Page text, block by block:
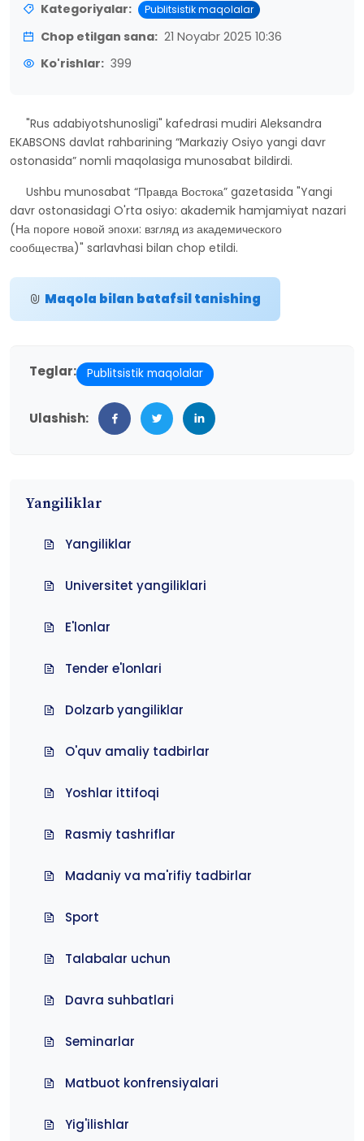
Kategoriyalar: Publitsistik maqolalar
Chop etilgan sana: 21 Noyabr 2025 10:36
Ko'rishlar: 399
"Rus adabiyotshunosligi" kafedrasi mudiri Aleksandra
EKABSONS davlat rahbarining “Markaziy Osiyo yangi davr
ostonasida” nomli maqolasiga munosabat bildirdi.
Ushbu munosabat “Правда Востока” gazetasida "Yangi
davr ostonasidagi O'rta osiyo: akademik hamjamiyat nazari
(На пороге новой эпохи: взгляд из академического
сообщества)" sarlavhasi bilan chop etildi.
Maqola bilan batafsil tanishing
Teglar: Publitsistik maqolalar
Ulashish:
Yangiliklar
Yangiliklar
Universitet yangiliklari
E'lonlar
Tender e'lonlari
Dolzarb yangiliklar
O'quv amaliy tadbirlar
Yoshlar ittifoqi
Rasmiy tashriflar
Madaniy va ma'rifiy tadbirlar
Sport
Talabalar uchun
Davra suhbatlari
Seminarlar
Matbuot konfrensiyalari
Yig'ilishlar